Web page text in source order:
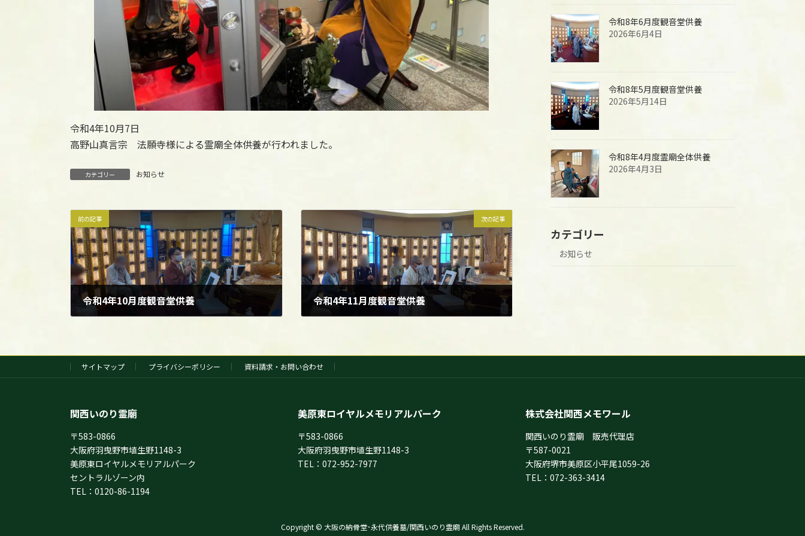
令和4年10月7日
高野山真言宗 法願寺様による霊廟全体供養が行われました。
カテゴリー お知らせ
前の記事
令和4年10月度観音堂供養
次の記事
令和4年11月度観音堂供養
令和8年6月度観音堂供養
2026年6月4日
令和8年5月度観音堂供養
2026年5月14日
令和8年4月度霊廟全体供養
2026年4月3日
カテゴリー
お知らせ
サイトマップ プライバシーポリシー 資料請求・お問い合わせ
関西いのり霊廟
〒583-0866
大阪府羽曳野市埴生野1148-3
美原東ロイヤルメモリアルパーク
セントラルゾーン内
TEL：0120-86-1194
美原東ロイヤルメモリアルパーク
〒583-0866
大阪府羽曳野市埴生野1148-3
TEL：072-952-7977
株式会社関西メモワール
関西いのり霊廟 販売代理店
〒587-0021
大阪府堺市美原区小平尾1059-26
TEL：072-363-3414
Copyright © 大阪の納骨堂･永代供養墓/関西いのり霊廟 All Rights Reserved.